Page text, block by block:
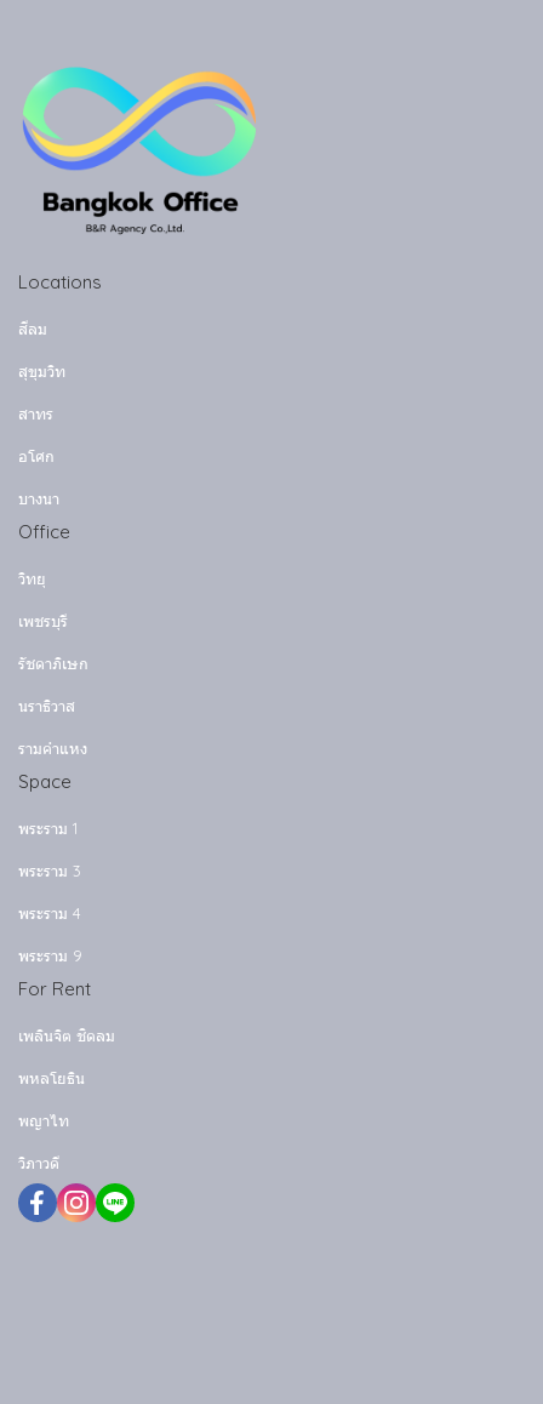
Locations
สีลม
สุขุมวิท
สาทร
อโศก
บางนา
Office
วิทยุ
เพชรบุรี
รัชดาภิเษก
นราธิวาส
รามคำแหง
Space
พระราม 1
พระราม 3
พระราม 4
พระราม 9
For Rent
เพลินจิต ชิดลม
พหลโยธิน
พญาไท
วิภาวดี